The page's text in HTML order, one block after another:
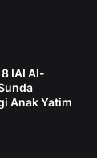
IAI Al-
Anak Yatim